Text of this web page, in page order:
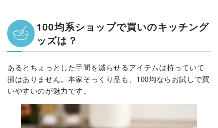
100均系ショップで買いのキッチング
ッズは？
あるとちょっとした手間を減らせるアイテムは持っていて
損はありません。本家そっくり品も、100均ならお試しで買
いやすいのが魅力です。